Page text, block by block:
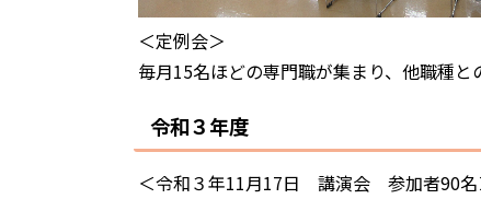
＜定例会＞
毎月15名ほどの専門職が集まり、他職種と
令和３年度
＜令和３年11月17日 講演会 参加者90名